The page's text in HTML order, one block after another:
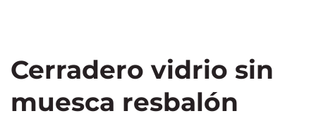
Cerradero vidrio sin
muesca resbalón